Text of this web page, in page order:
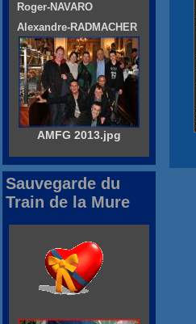
Roger-NAVARO
Alexandre-RADMACHER
AMFG 2013.jpg
Sauvegarde du
Train de la Mure